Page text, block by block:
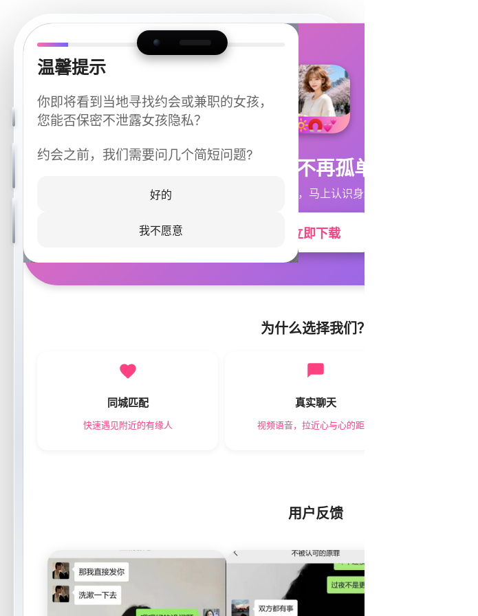
温馨提示
你即将看到当地寻找约会或兼职的女孩，
您能否保密不泄露女孩隐私？
约会之前，我们需要问几个简短问题?
好的
我不愿意
今晚不再孤单
同城快速匹配，马上认识身边的TA
立即下载
为什么选择我们？
同城匹配
快速遇见附近的有缘人
真实聊天
视频语音，拉近心与心的距离
用户反馈